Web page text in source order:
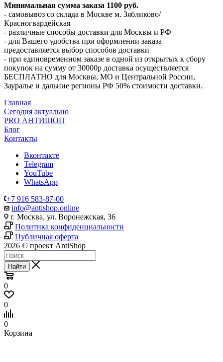
Минимальная сумма заказа 1100 руб.
- самовывоз со склада в Москве м. Зябликово/
Красногвардейская
- различные способы доставки для Москвы и РФ
- для Вашего удобства при оформлении заказа
предоставляется выбор способов доставки
- при единовременном заказе в одной из открытых к сбору
покупок на сумму от 30000р доставка осуществляется
БЕСПЛАТНО для Москвы, МО и Центральной России,
Зауралье и дальние регионы РФ 50% стоимости доставки.
Главная
Сегодня актуально
PRO АНТИШОП
Блог
Контакты
Вконтакте
Telegram
YouTube
WhatsApp
+7 916 583-87-00
info@antishop.online
г. Москва, ул. Воронежская, 36
Политика конфиденциальности
Публичная оферта
2026 © проект AntiShop
Найти
0
0
0
Корзина